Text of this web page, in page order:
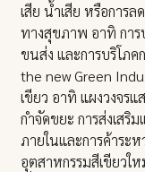
เสีย น้ำเสีย หรือการ
ทางสุขภาพ อาทิ การ
ขนส่ง และการบริโภค
the new Green
เขียว อาทิ แผงวงจร
กำจัดขยะ การส่งเสริ
ภายในและการค้าระห
อุตสาหกรรมสีเขียวใ